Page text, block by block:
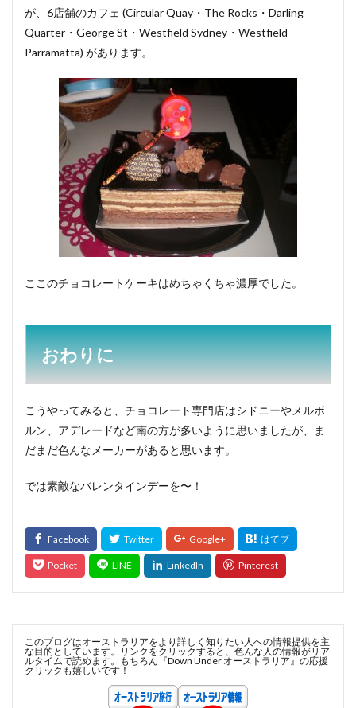
が、6店舗のカフェ (Circular Quay・The Rocks・Darling
Quarter・George St・Westfield Sydney・Westfield
Parramatta) があります。
ここのチョコレートケーキはめちゃくちゃ濃厚でした。
おわりに
こうやってみると、チョコレート専門店はシドニーやメルボ
ルン、アデレードなど南の方が多いように思いましたが、ま
だまだ色んなメーカーがあると思います。
では素敵なバレンタインデーを〜！
このブログはオーストラリアをより詳しく知りたい人への情報提供を主
な目的としています。リンクをクリックすると、色んな人の情報がリア
ルタイムで読めます。もちろん『Down Under オーストラリア』の応援
クリックも嬉しいです！